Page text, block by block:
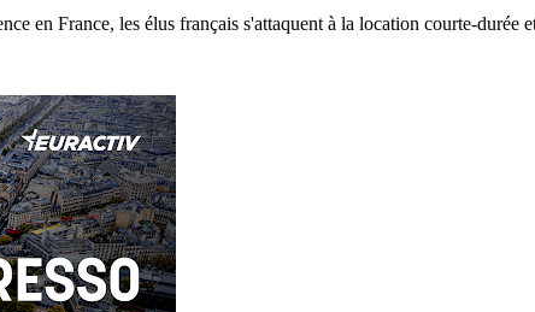
en France, les élus français s'attaquent à la location courte-durée